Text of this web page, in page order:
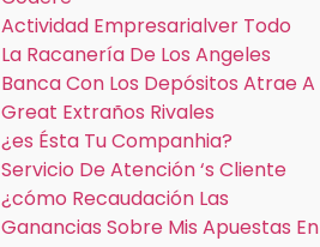
Actividad Empresarialver Todo
La Racanería De Los Angeles
Banca Con Los Depósitos Atrae A
Great Extraños Rivales
¿es Ésta Tu Companhia?
Servicio De Atención ‘s Cliente
¿cómo Recaudación Las
Ganancias Sobre Mis Apuestas En